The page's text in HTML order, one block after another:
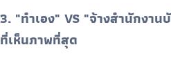
3. "ทำเอง" VS "จ้างสำนักงาน
ที่เห็นภาพที่สุด